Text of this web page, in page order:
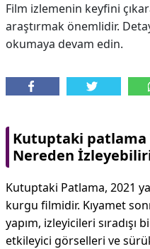
Film izlemenin keyfini
araştırmak önemlidir.
okumaya devam edin.
Kutuptaki patlama
Nereden
Kutuptaki Patlama, 2021
kurgu filmidir. Kıyamet
yapım, izleyicileri sıradışı
etkileyici görselleri ve